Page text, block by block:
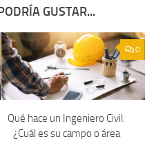
GUSTAR...
0
Qué hace un Ingeniero Civil:
¿Cuál es su campo o área